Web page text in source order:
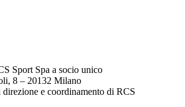
Sport Spa a socio unico
8 – 20132 Milano
direzione e coordinamento di RCS